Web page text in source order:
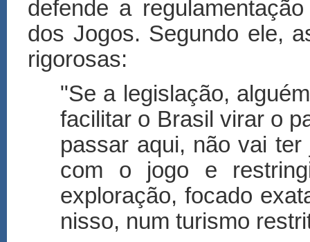
defende a
dos Jogos. Segundo ele,
rigorosas:
"Se a legislação,
facilitar o Brasil virar o
passar aqui, não vai
com o jogo e
exploração, focado
nisso, num turismo